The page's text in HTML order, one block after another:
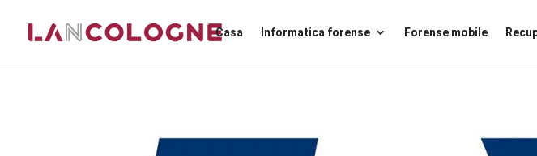
Casa Informatica forense Forense mobile